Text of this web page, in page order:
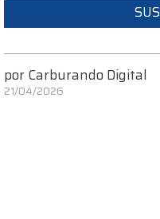
por Carburando Digital
21/04/2026